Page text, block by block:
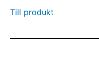
Till produkt